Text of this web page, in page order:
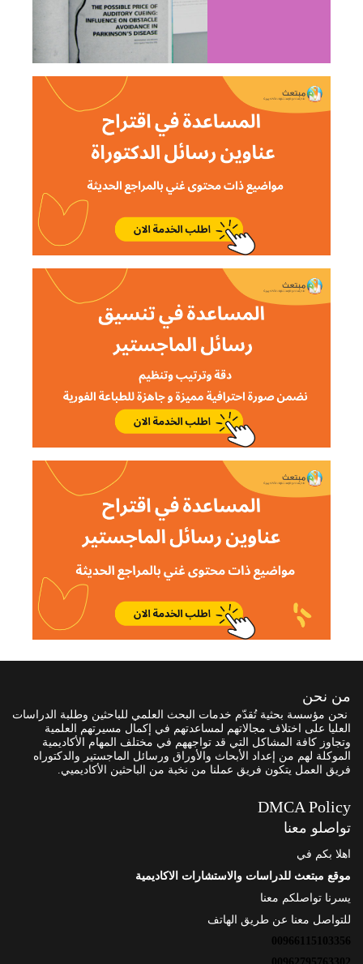
من نحن
نحن مؤسسة بحثية تُقدّم خدمات البحث العلمي للباحثين وطلبة الدراسات
العليا على اختلاف مجالاتهم لمساعدتهم في إكمال مسيرتهم العلمية
وتجاوز كافة المشاكل التي قد تواجههم في مختلف المهام الأكاديمية
الموكلة لهم من إعداد الأبحاث والأوراق ورسائل الماجستير والدكتوراه
فريق العمل يتكون فريق عملنا من نخبة من الباحثين الأكاديميي.
DMCA Policy
تواصلو معنا
اهلا بكم في
موقع مبتعث للدراسات والاستشارات الاكاديمية
يسرنا تواصلكم معنا
للتواصل معنا عن طريق الهاتف
00966115103356